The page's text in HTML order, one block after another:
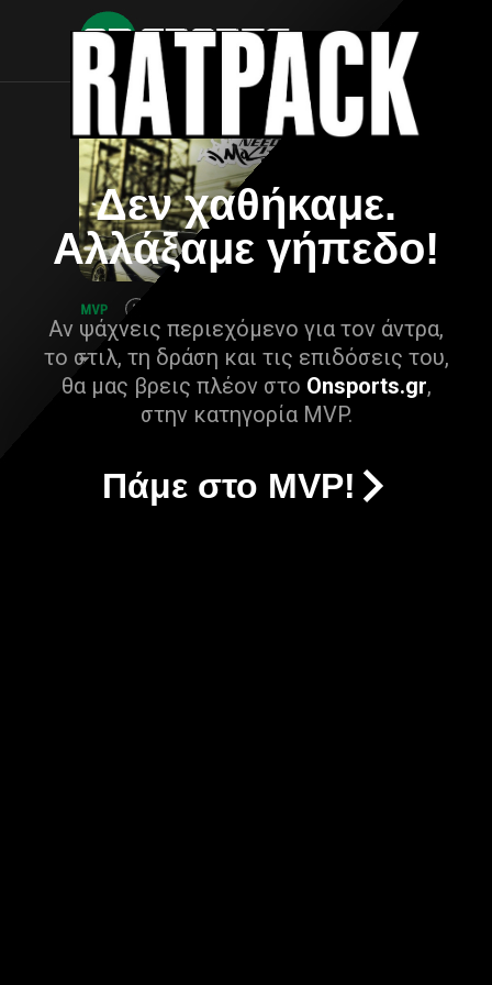
Δεν χαθήκαμε.
Αλλάξαμε γήπεδο!
Αν ψάχνεις περιεχόμενο για τον άντρα,
το στιλ, τη δράση και τις επιδόσεις του,
θα μας βρεις πλέον στο Onsports.gr,
στην κατηγορία MVP.
Πάμε στο MVP!